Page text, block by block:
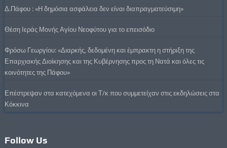
Δ.Πάφου : «Η δημόσια ασφάλεια δεν είναι διαπραγματεύσιμη»
Θέση Ιεράς Μονής Αγίου Νεοφύτου για το επεισόδιο
Φρόσω Γεωργίου: «Διαρκής, δεδομένη και έμπρακτη η στήριξη της
Επαρχιακής Διοίκησης και της Κυβέρνησης προς τη Νατά και όλες τις
κοινότητες της Πάφου»
Επέστρεψαν στα κατεχόμενα οι Τ/κ που συμμετείχαν στις εκδηλώσεις στα
Κόκκινα
Follow Us